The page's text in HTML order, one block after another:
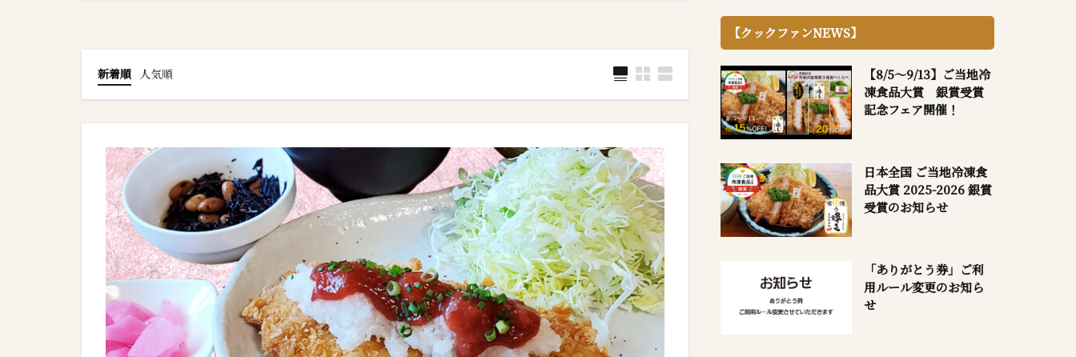
新着順 人気順
【クックファンNEWS】
【8/5～9/13】ご当地冷
凍食品大賞 銀賞受賞
記念フェア開催！
日本全国 ご当地冷凍食
品大賞 2025-2026 銀賞
受賞のお知らせ
「ありがとう券」ご利
用ルール変更のお知ら
せ